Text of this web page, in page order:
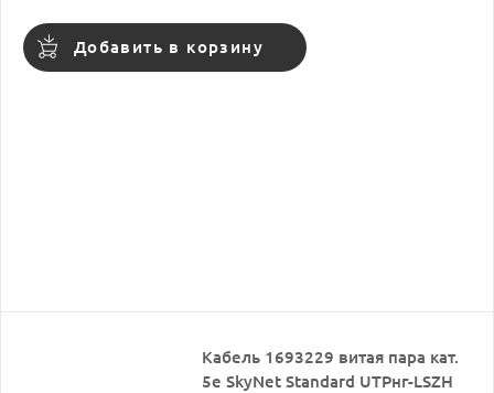
Добавить в корзину
Кабель 1693229 витая пара кат.
5е SkyNet Standard UTPнг-LSZH